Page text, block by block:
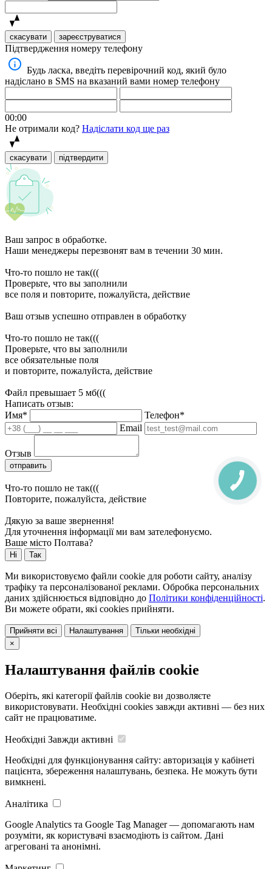
скасувати зареєструватися
Підтвердження номеру телефону
Будь ласка, введіть перевірочний код, який було
надіслано в SMS на вказаний вами номер телефону
00:00
Не отримали код? Надіслати код ще раз
скасувати підтвердити
Ваш запрос в обработке.
Наши менеджеры перезвонят вам в течении 30 мин.
Что-то пошло не так(((
Проверьте, что вы заполнили
все поля и повторите, пожалуйста, действие
Ваш отзыв успешно отправлен в обработку
Что-то пошло не так(((
Проверьте, что вы заполнили
все обязательные поля
и повторите, пожалуйста, действие
Файл превышает 5 мб(((
Написать отзыв:
Имя*
Телефон*
Email
Отзыв
отправить
Что-то пошло не так(((
Повторите, пожалуйста, действие
Дякую за ваше звернення!
Для уточнення інформації ми вам зателефонуємо.
Ваше місто Полтава?
Ні Так
Ми використовуємо файли cookie для роботи сайту, аналізу
трафіку та персоналізованої реклами. Обробка персональних
даних здійснюється відповідно до Політики конфіденційності.
Ви можете обрати, які cookies прийняти.
Прийняти всі Налаштування
Тільки необхідні
×
Налаштування файлів cookie
Оберіть, які категорії файлів cookie ви дозволяєте
використовувати. Необхідні cookies завжди активні — без них
сайт не працюватиме.
Необхідні Завжди активні
Необхідні для функціонування сайту: авторизація у кабінеті
пацієнта, збереження налаштувань, безпека. Не можуть бути
вимкнені.
Аналітика
Google Analytics та Google Tag Manager — допомагають нам
розуміти, як користувачі взаємодіють із сайтом. Дані
агреговані та анонімні.